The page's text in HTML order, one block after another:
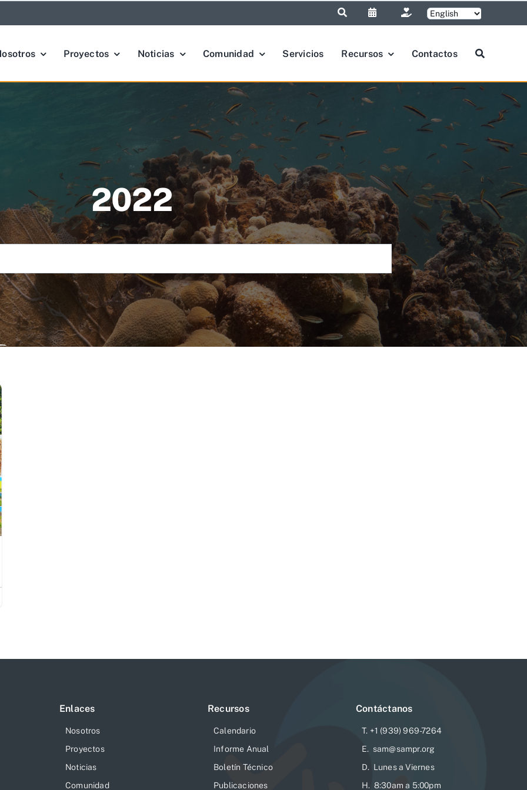
Proyectos Noticias Comunidad Servicios Recursos Contactos
2022
Enlaces
Nosotros
Proyectos
Noticias
Comunidad
Recursos
Calendario
Informe Anual
Boletín Técnico
Publicaciones
Contáctanos
T. +1 (939) 969-7264
E. sam@sampr.org
D. Lunes a Viernes
H. 8:30am a 5:00pm